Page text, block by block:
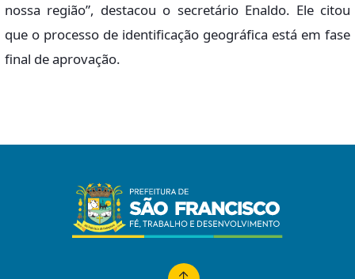
nossa região”, destacou o secretário Enaldo. Ele citou
que o processo de identificação geográfica está em fase
final de aprovação.